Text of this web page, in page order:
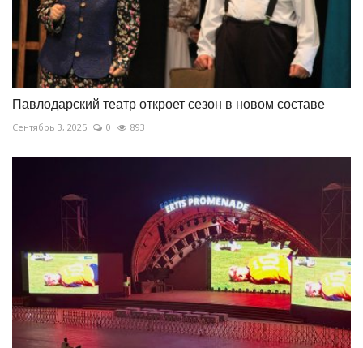
Павлодарский театр откроет сезон в новом составе
Сентябрь 3, 2025 0 893